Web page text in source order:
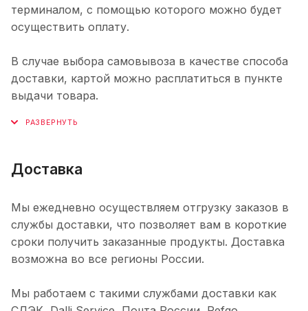
терминалом, с помощью которого можно будет
осуществить оплату.
В случае выбора самовывоза в качестве способа
доставки, картой можно расплатиться в пункте
выдачи товара.
Доставка
Мы ежедневно осуществляем отгрузку заказов в
службы доставки, что позволяет вам в короткие
сроки получить заказанные продукты. Доставка
возможна во все регионы России.
Мы работаем с такими службами доставки как